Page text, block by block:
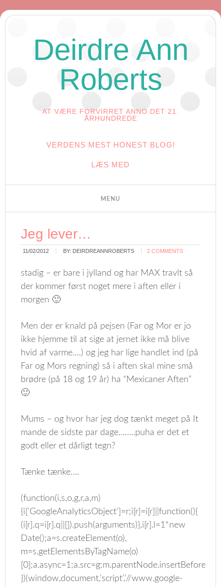
Deirdre Ann
Roberts
AT VÆRE FORVIRRET ANNO DET 21.
ÅRHUNDREDE
VERDENS MEST HONEST BLOG!
LÆS MED
Jeg lever…
11/02/2012 BY: DEIRDREANNROBERTS 2 COMMENTS
stadig – er bare i jylland og har MAX travlt så
der kommer først noget mere i aften eller i
morgen 🙂
Men der er knald på pejsen (Far og Mor er jo
ikke hjemme til at sige at jernet ikke må blive
hvid af varme….) og jeg har lige handlet ind (på
Far og Mors regning) så i aften skal mine små
brødre (på 18 og 19 år) ha “Mexicaner Aften”
🙂
Mums – og hvor har jeg dog tænkt meget på It
mande de sidste par dage……..puha er det et
godt eller et dårligt tegn?
Tænke tænke….
(function(i,s,o,g,r,a,m)
{i[‘GoogleAnalyticsObject’]=r;i[r]=i[r]||function(){
(i[r].q=i[r].q||[]).push(arguments)},i[r].l=1*new
Date();a=s.createElement(o),
m=s.getElementsByTagName(o)
})(window,document,’script’,’//www.google-